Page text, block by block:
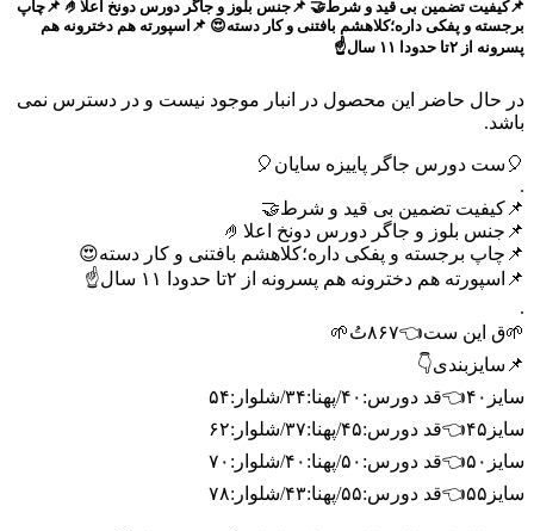
📌کیفیت تضمین بی قید و شرط🤝 📌جنس بلوز و جاگر دورس دونخ اعلا🤌 📌چاپ
برجسته و پفکی داره؛کلاهشم بافتنی و کار دسته😍 📌اسپورته هم دخترونه هم
پسرونه از ۲تا حدودا ۱۱ سال☝️
در حال حاضر این محصول در انبار موجود نیست و در دسترس نمی
باشد.
🎈ست دورس جاگر پاییزه سایان🎈
.
📌کیفیت تضمین بی قید و شرط🤝
📌جنس بلوز و جاگر دورس دونخ اعلا🤌
📌چاپ برجسته و پفکی داره؛کلاهشم بافتنی و کار دسته😍
📌اسپورته هم دخترونه هم پسرونه از ۲تا حدودا ۱۱ سال☝️
.
🌱ق این ست👈۸۶۷تُ🌱
📌سایزبندی👇
سایز۴۰👈قد دورس:۴۰/پهنا:۳۴/شلوار:۵۴
سایز۴۵👈قد دورس:۴۵/پهنا:۳۷/شلوار:۶۲
سایز۵۰👈قد دورس:۵۰/پهنا:۴۰/شلوار:۷۰
سایز۵۵👈قد دورس:۵۵/پهنا:۴۳/شلوار:۷۸